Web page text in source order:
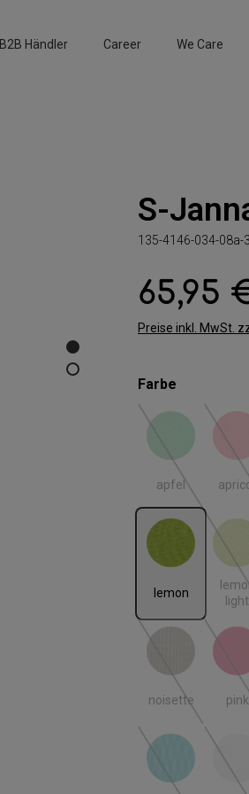
B2B Händler Career We Care
S-
135-4146-034-08a-
Regulärer Preis:
65,95
Preise inkl. MwSt.
Farbe
apfel
apfel
(Diese Option
apricot
lemon
lemon
light
lemon
noisette
noisette
(Diese Option
pink
pink
tuerkis
(Diese Option
weiss